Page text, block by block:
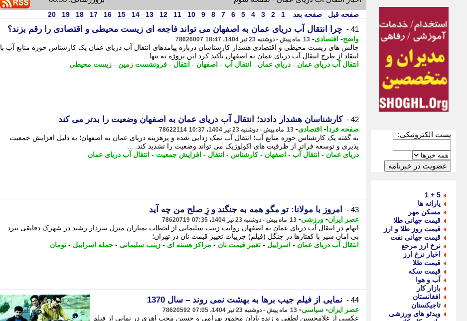
پست الکترونیکی:
5 + 1
یارانه ها
مسکن مهر
قیمت جهانی طلا
قیمت روز طلا و ارز
قیمت جهانی نفت
نرخ ارز مرجع
اخبار نرخ ارز
قیمت طلا
قیمت سکه
آب و هوا
بازار کار
افغانستان
تاجیکستان
ویدئو های ورزشی
صفحه قبل صفحه بعد 1
2
3
4
5
6
7
8
9
10
11
12
13
14
15
16
17
18
19
20
41 - چرا انتقال آب دریای عمان به اصفهان می تواند فاجعه ای زیست محیطی و اقتصادی را رقم بزند؟
واضح- اقتصادی- 13 ماه پیش - دوشنبه 23 تیر 1404، 18:47 78626007
چالش های زیست محیطی و اقتصادی هشدار کارشناسان درباره پیامدهای انتقال آب دریای عمان یک کارشناس حوزه منابع آب با
انتقاد از طرح انتقال آب دریای عمان به اصفهان تأکید کرد این پروژه نه تنها ...
انتقال آب دریای عمان - دریای عمان - انتقال آب - اصفهان - انتقال - فرونشست زمین - زیست محیطی
42 - کارشناسان هشدار دادند؛ انتقال آب دریای عمان به اصفهان وضعیت را بدتر می کند
صفحه فردا - اقتصادی- 13 ماه پیش - دوشنبه 23 تیر 1404، 10:37 78622114
به گفته یک کارشناس حوزه منابع آب؛ انتقال آب نمک زدایی شده و پرهزینه دریای عمان به اصفهان؛ به دلیل افزایش جمعیت
پذیری و توسعه فراتر از ظرفیت های اکولوژیک می تواند وضعیت را تشدید کند. ...
دریای عمان - انتقال آب - اصفهان -کارشناس - انتقال - افزایش جمعیت - انتقال آب دریای عمان
43 - امروز با مولانا: تو مگو همه به جنگند و زِ صلح من چه آید
عصر ایران- ورزشی- 13 ماه پیش - دوشنبه 23 تیر 1404، 07:35 78620719
ابهام در انتقال آب دریای عمان به اصفهان روایت زینب سلیمانی از لحظات بمباران منزل سردار رشید در شهرک دقایقی نبرد
بی امان شیر با کفتارها در جنگل (فیلم) جزییات تغییر قیمت نان در تهران؛
انتقال آب دریای عمان - اسراییل - تغییر قیمت نان - مراکز هسته ای - زینب سلیمانی - حمله اسراییل - تومان
44 - نمایی از فیلم جیب برها به بهشت نمی روند – سال 1370
عصر ایران- سیاسی- 13 ماه پیش - دوشنبه 23 تیر 1404، 07:05 78620592
عکسی از غلامحسین لطفی و زنده یادان محمود بهرامی و حسین محب اهری در نمایی از فیلم